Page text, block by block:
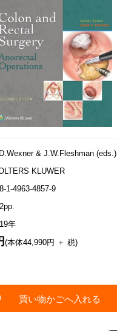
& J.W.Fleshman (eds.)
KLUWER
1-4963-4857-9
年
(本体44,990円 ＋ 税)